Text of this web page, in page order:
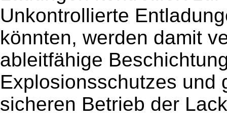
Unkontrollierte
könnten, werden damit
ableitfähige
Explosionsschutzes und
sicheren Betrieb der